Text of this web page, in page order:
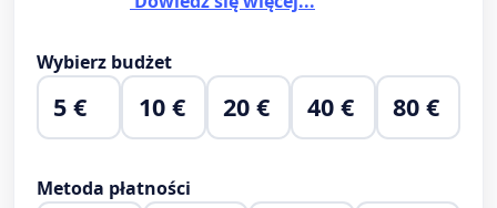
Wybierz budżet
5 € 10 € 20 € 40 € 80 €
Metoda płatności